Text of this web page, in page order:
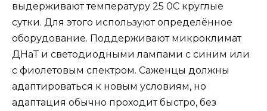
выдерживают температуру 25 0С круглые
сутки. Для этого используют определённое
оборудование. Поддерживают микроклимат
ДНаТ и светодиодными лампами с синим или
с фиолетовым спектром. Саженцы должны
адаптироваться к новым условиям, но
адаптация обычно проходит быстро, без